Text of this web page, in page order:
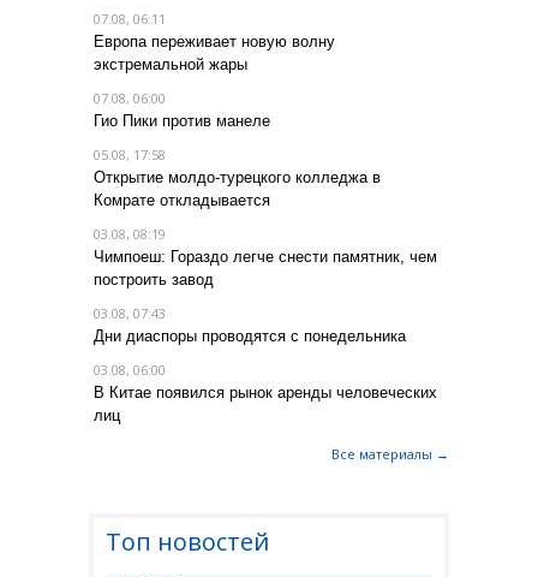
07.08, 06:11
Европа переживает новую волну
экстремальной жары
07.08, 06:00
Гио Пики против манеле
05.08, 17:58
Открытие молдо-турецкого колледжа в
Комрате откладывается
03.08, 08:19
Чимпоеш: Гораздо легче снести памятник, чем
построить завод
03.08, 07:43
Дни диаспоры проводятся с понедельника
03.08, 06:00
В Китае появился рынок аренды человеческих
лиц
Все материалы →
Топ новостей